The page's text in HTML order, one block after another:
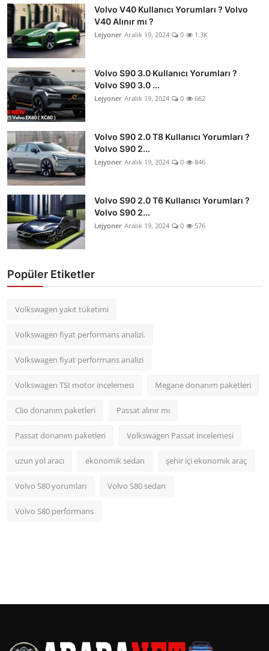
Volvo V40 Kullanıcı Yorumları ? Volvo
V40 Alınır mı ?
Lejyoner Aralık 19, 2024 0 1.3K
Volvo S90 3.0 Kullanıcı Yorumları ?
Volvo S90 3.0 ...
Lejyoner Aralık 19, 2024 0 662
Volvo S90 2.0 T8 Kullanıcı Yorumları ?
Volvo S90 2...
Lejyoner Aralık 19, 2024 0 846
Volvo S90 2.0 T6 Kullanıcı Yorumları ?
Volvo S90 2...
Lejyoner Aralık 19, 2024 0 576
Popüler Etiketler
Volkswagen yakıt tüketimi
Volkswagen fiyat performans analizi.
Volkswagen fiyat performans analizi
Volkswagen TSI motor incelemesi Megane donanım paketleri
Clio donanım paketleri Passat alınır mı
Passat donanım paketleri Volkswagen Passat incelemesi
uzun yol aracı ekonomik sedan şehir içi ekonomik araç
Volvo S80 yorumları Volvo S80 sedan
Volvo S80 performans